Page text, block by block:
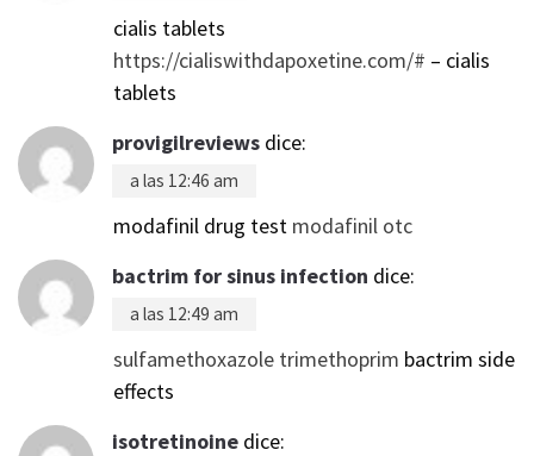
cialis tablets
https://cialiswithdapoxetine.com/# – cialis
tablets
provigilreviews dice:
a las 12:46 am
modafinil drug test modafinil otc
bactrim for sinus infection dice:
a las 12:49 am
sulfamethoxazole trimethoprim bactrim side
effects
isotretinoine dice: